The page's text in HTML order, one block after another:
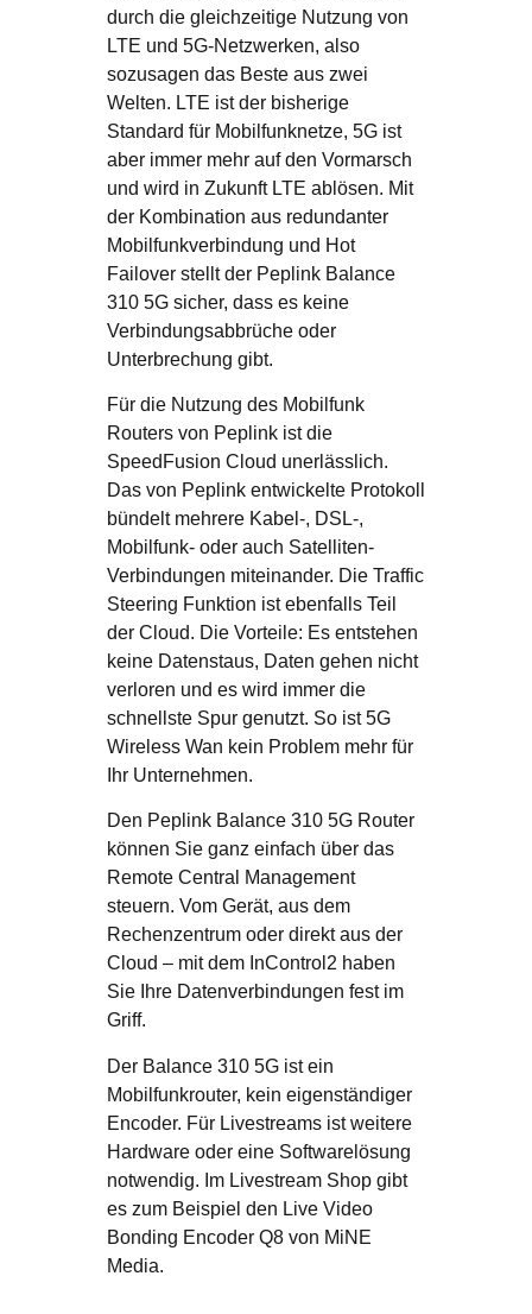
durch die gleichzeitige Nutzung von
LTE und 5G-Netzwerken, also
sozusagen das Beste aus zwei
Welten. LTE ist der bisherige
Standard für Mobilfunknetze, 5G ist
aber immer mehr auf den Vormarsch
und wird in Zukunft LTE ablösen. Mit
der Kombination aus redundanter
Mobilfunkverbindung und Hot
Failover stellt der Peplink Balance
310 5G sicher, dass es keine
Verbindungsabbrüche oder
Unterbrechung gibt.
Für die Nutzung des Mobilfunk
Routers von Peplink ist die
SpeedFusion Cloud unerlässlich.
Das von Peplink entwickelte Protokoll
bündelt mehrere Kabel-, DSL-,
Mobilfunk- oder auch Satelliten-
Verbindungen miteinander. Die Traffic
Steering Funktion ist ebenfalls Teil
der Cloud. Die Vorteile: Es entstehen
keine Datenstaus, Daten gehen nicht
verloren und es wird immer die
schnellste Spur genutzt. So ist 5G
Wireless Wan kein Problem mehr für
Ihr Unternehmen.
Den Peplink Balance 310 5G Router
können Sie ganz einfach über das
Remote Central Management
steuern. Vom Gerät, aus dem
Rechenzentrum oder direkt aus der
Cloud – mit dem InControl2 haben
Sie Ihre Datenverbindungen fest im
Griff.
Der Balance 310 5G ist ein
Mobilfunkrouter, kein eigenständiger
Encoder. Für Livestreams ist weitere
Hardware oder eine Softwarelösung
notwendig. Im Livestream Shop gibt
es zum Beispiel den Live Video
Bonding Encoder Q8 von MiNE
Media.